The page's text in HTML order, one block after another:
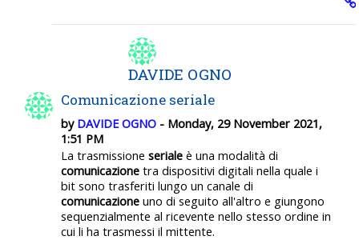
DAVIDE OGNO
Comunicazione seriale
by DAVIDE OGNO - Monday, 29 November 2021,
1:51 PM
La trasmissione seriale è una modalità di
comunicazione tra dispositivi digitali nella quale i
bit sono trasferiti lungo un canale di
comunicazione uno di seguito all'altro e giungono
sequenzialmente al ricevente nello stesso ordine in
cui li ha trasmessi il mittente.